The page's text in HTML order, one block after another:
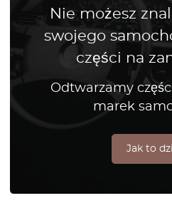
Nie możesz
swojego
części na
Odtwarzamy
marek
Jak to